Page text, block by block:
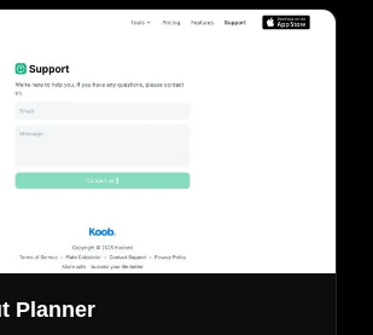
Planner